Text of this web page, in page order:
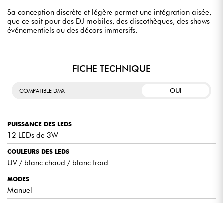
Sa conception discrète et légère permet une intégration aisée,
que ce soit pour des DJ mobiles, des discothèques, des shows
événementiels ou des décors immersifs.
FICHE TECHNIQUE
COMPATIBLE DMX OUI
PUISSANCE DES LEDS
12 LEDs de 3W
COULEURS DES LEDS
UV / blanc chaud / blanc froid
MODES
Manuel